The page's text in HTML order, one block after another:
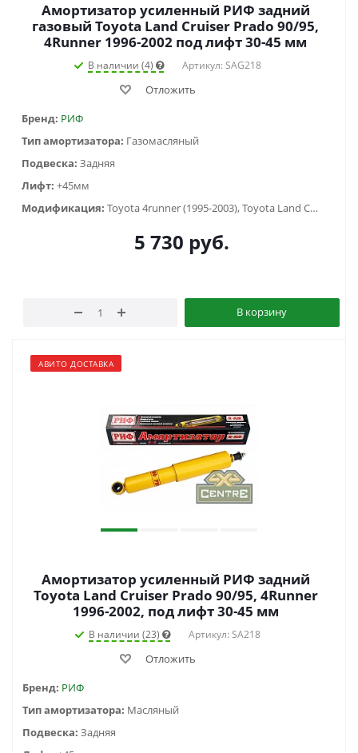
Амортизатор усиленный РИФ задний
газовый Toyota Land Cruiser Prado 90/95,
4Runner 1996-2002 под лифт 30-45 мм
В наличии (4) Артикул: SAG218
Отложить
Бренд: РИФ
Тип амортизатора: Газомасляный
Подвеска: Задняя
Лифт: +45мм
Модификация:
Toyota 4runner (1995-2003), Toyota Land Cruiser Prado 90/95 (1996-2002)
5 730 руб.
В корзину
АВИТО ДОСТАВКА
Амортизатор усиленный РИФ задний
Toyota Land Cruiser Prado 90/95, 4Runner
1996-2002, под лифт 30-45 мм
В наличии (23) Артикул: SA218
Отложить
Бренд: РИФ
Тип амортизатора: Масляный
Подвеска: Задняя